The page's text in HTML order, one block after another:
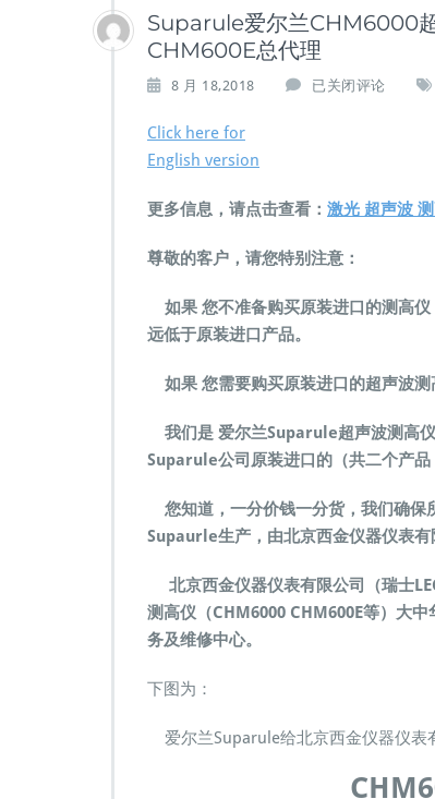
Suparule爱尔兰CHM6000
CHM600E总代理
8 月 18,2018
S
l
爱
兰
6
0
0
声
波
电
架
空
路
已关闭评论
Click here for
English version
更多信息，请点击查看： 激光 超声波
尊敬的客户，请您特别注意：
如果 您不准备购买原装进口的测高
远低于原装进口产品。
如果 您需要购买原装进口的超声波测
我们是 爱尔兰Suparule超声波测高
Suparule公司原装进口的（共二个产品
您知道，一分价钱一分货，我们确保
Supaurle生产，由北京西金仪器仪表有
北京西金仪器仪表有限公司（瑞士
测高仪（CHM6000 CHM600E等）大
务及维修中心。
下图为：
爱尔兰Suparule给北京西金仪器仪表